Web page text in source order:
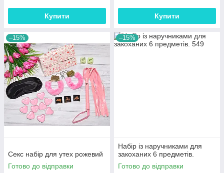
Купити Купити
–15%
Секс набір для утех рожевий
Готово до відправки
–15%
Набір із наручниками для
закоханих 6 предметів.
Готово до відправки